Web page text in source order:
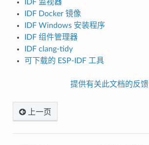
IDF 监视器
IDF Docker 镜像
IDF Windows 安装程序
IDF 组件管理器
IDF clang-tidy
可下载的 ESP-IDF 工具
提供有关此文档的反馈
上一页